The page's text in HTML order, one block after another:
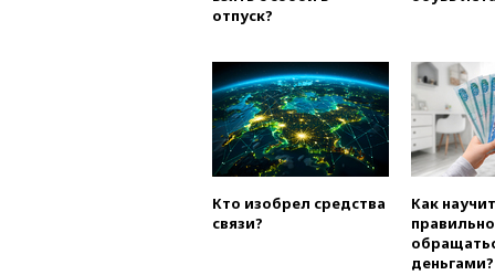
отпуск?
Кто изобрел средства
связи?
Как
правильно
деньгами?